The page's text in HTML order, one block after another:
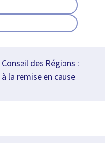
Conseil des Régions :
la remise en cause